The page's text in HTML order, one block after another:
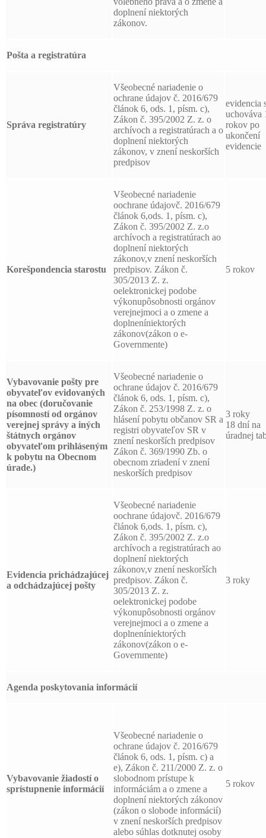
doplnení niektorých
zákonov.
Pošta a registratúra
Správa registratúry
Všeobecné nariadenie o
ochrane údajov č. 2016/679
článok 6, ods. 1, písm. c),
Zákon č. 395/2002 Z. z. o
archívoch a registratúrach a o
doplnení niektorých
zákonov, v znení neskorších
predpisov
evidencia
uchováva
rokov po
ukončení
evidencie
Korešpondencia starostu
Všeobecné nariadenie
oochrane údajovč. 2016/679
článok 6,ods. 1, písm. c),
Zákon č. 395/2002 Z. z.o
archívoch a registratúrach ao
doplnení niektorých
zákonov,v znení neskorších
predpisov. Zákon č.
305/2013 Z. z.
oelektronickej podobe
výkonupôsobnosti orgánov
verejnejmoci a o zmene a
doplneníniektorých
zákonov(zákon o e-
Governmente)
5 rokov
Vybavovanie pošty pre
obyvateľov evidovaných
na obec (doručovanie
písomností od orgánov
verejnej správy a iných
štátnych orgánov
obyvateľom prihláseným
k pobytu na Obecnom
úrade.)
Všeobecné nariadenie o
ochrane údajov č. 2016/679
článok 6, ods. 1, písm. c),
Zákon č. 253/1998 Z. z. o
hlásení pobytu občanov SR a
registri obyvateľov SR v
znení neskorších predpisov
Zákon č. 369/1990 Zb. o
obecnom zriadení v znení
neskorších predpisov
3 roky
18 dní na
úradnej
Evidencia prichádzajúcej
a odchádzajúcej pošty
Všeobecné nariadenie
oochrane údajovč. 2016/679
článok 6,ods. 1, písm. c),
Zákon č. 395/2002 Z. z.o
archívoch a registratúrach ao
doplnení niektorých
zákonov,v znení neskorších
predpisov. Zákon č.
305/2013 Z. z.
oelektronickej podobe
výkonupôsobnosti orgánov
verejnejmoci a o zmene a
doplneníniektorých
zákonov(zákon o e-
Governmente)
3 roky
Agenda poskytovania informácií
Vybavovanie žiadostí o
sprístupnenie informácií
Všeobecné nariadenie o
ochrane údajov č. 2016/679
článok 6, ods. 1, písm. c) a
e), Zákon č. 211/2000 Z. z. o
slobodnom prístupe k
informáciám a o zmene a
doplnení niektorých zákonov
(zákon o slobode informácií)
v znení neskorších predpisov
alebo súhlas dotknutej osoby
5 rokov